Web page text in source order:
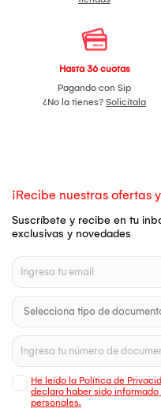
Hasta 36 cuotas
Pagando con Sip
¿No la tienes? Solicítala
¡Recibe nuestras ofertas
Suscríbete y recibe en tu
exclusivas y novedades
He leído la Política de
declaro haber sido
personales.